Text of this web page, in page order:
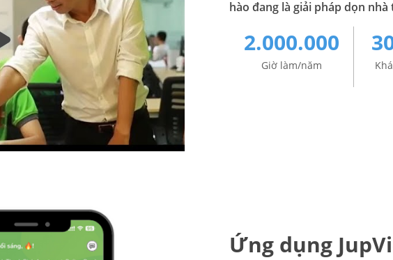
hào đang là giải pháp dọn
2.000.000
Giờ làm/năm
Ứng dụng